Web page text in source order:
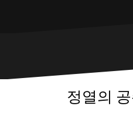
정열의